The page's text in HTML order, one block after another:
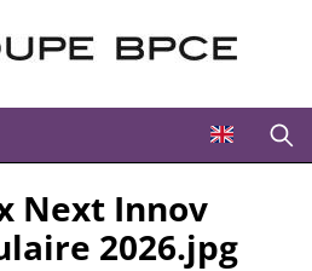
Next Innov
2026.jpg